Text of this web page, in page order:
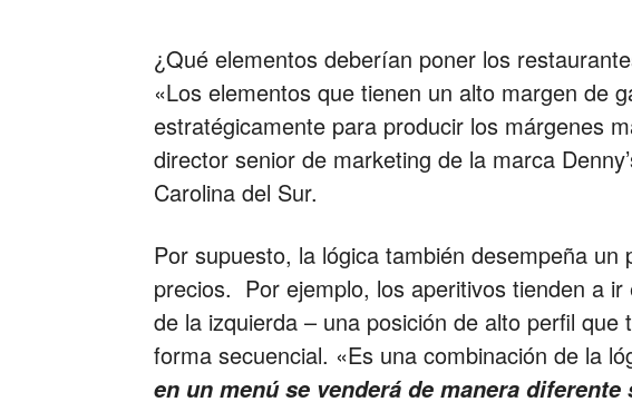
¿Qué elementos deberían poner los
«Los elementos que tienen un alto margen de
estratégicamente para producir los márgenes
director senior de marketing de la marca
Carolina del Sur.
Por supuesto, la lógica también desempeña un
precios. Por ejemplo, los aperitivos tienden a
de la izquierda – una posición de alto perfil que
forma secuencial. «Es una combinación de la
en un menú se venderá de manera